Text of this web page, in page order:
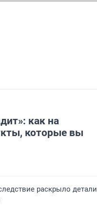
как на
которые вы
раскрыло детали